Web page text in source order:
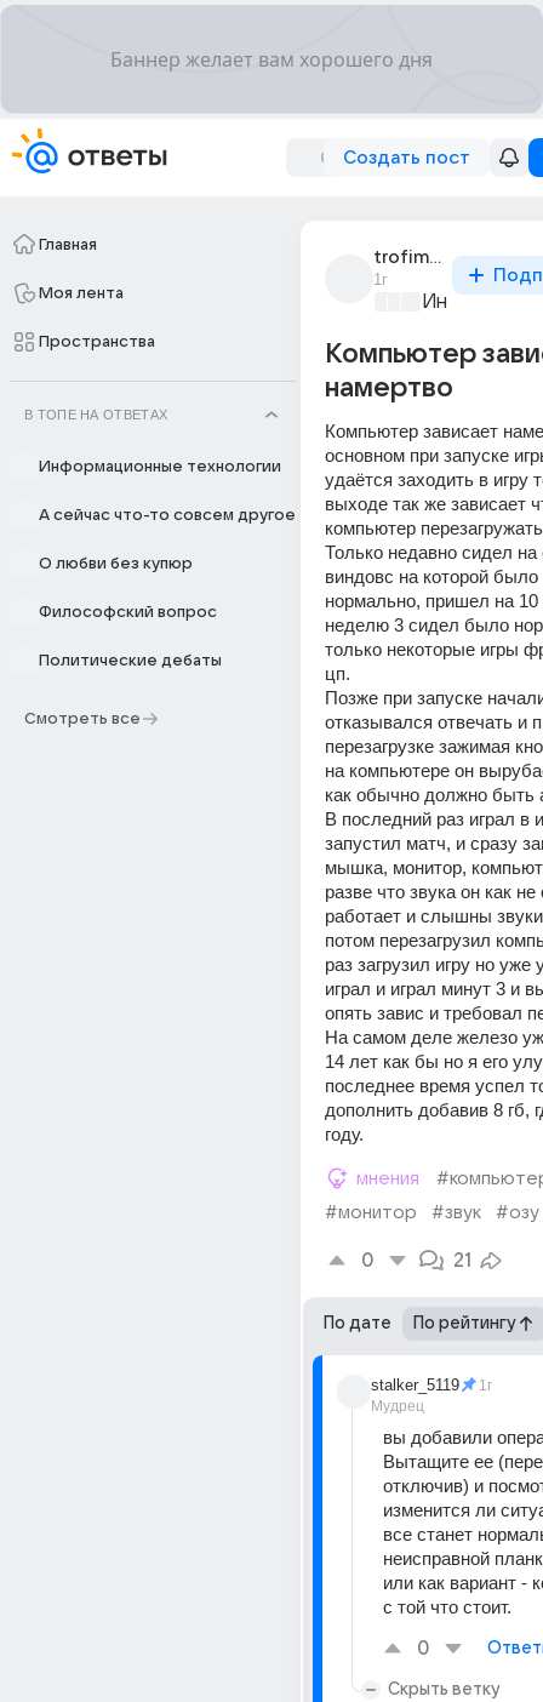
Создать пост
Главная
Моя лента
Пространства
В ТОПЕ НА ОТВЕТАХ
Информационные технологии
А сейчас что-то совсем другое
О любви без купюр
Философский вопрос
Политические дебаты
Смотреть все
trofim_khripunov
1г
Компьютер
намертво
Компьютер зависает
основном при запуске
удаётся заходить в игру
выходе так же зависает
компьютер
Только недавно сидел на
виндовс на которой было
нормально, пришел на 10
неделю 3 сидел было
только некоторые игры
цп.
Позже при запуске
отказывался отвечать и
перезагрузке зажимая
на компьютере он
как обычно должно быть
В последний раз играл в
запустил матч, и сразу
мышка, монитор,
разве что звука он как не
работает и слышны звуки
потом перезагрузил
раз загрузил игру но уже
играл и играл минут 3 и
опять завис и требовал
На самом деле железо
14 лет как бы но я его
последнее время успел
дополнить добавив 8 гб,
году.
мнения
#монитор
#звук #озу
0 21
По дате По рейтингу
stalker_5119
Мудрец
1г
вы добавили
Вытащите ее
отключив) и
изменится ли
все станет
неисправной
или как вариант -
с той что стоит.
0
Скрыть ветку